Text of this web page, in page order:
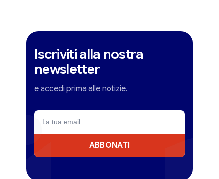
Iscriviti alla nostra
newsletter
e accedi prima alle notizie.
ABBONATI